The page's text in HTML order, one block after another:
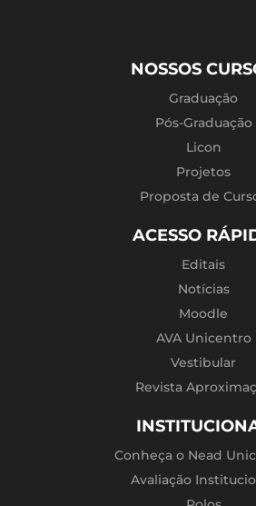
NOSSOS
Graduação
Pós-Graduação
Licon
Projetos
Proposta de
ACESSO
Editais
Notícias
Moodle
AVA Unicentro
Vestibular
Revista
Conheça o Nead
Avaliação